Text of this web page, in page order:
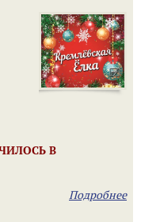
В
Подробнее